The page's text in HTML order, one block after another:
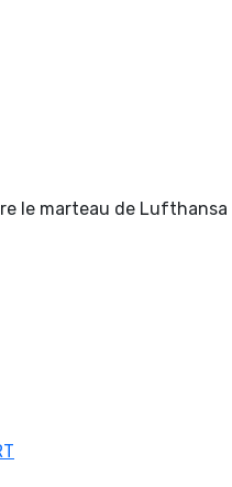
le marteau de Lufthansa